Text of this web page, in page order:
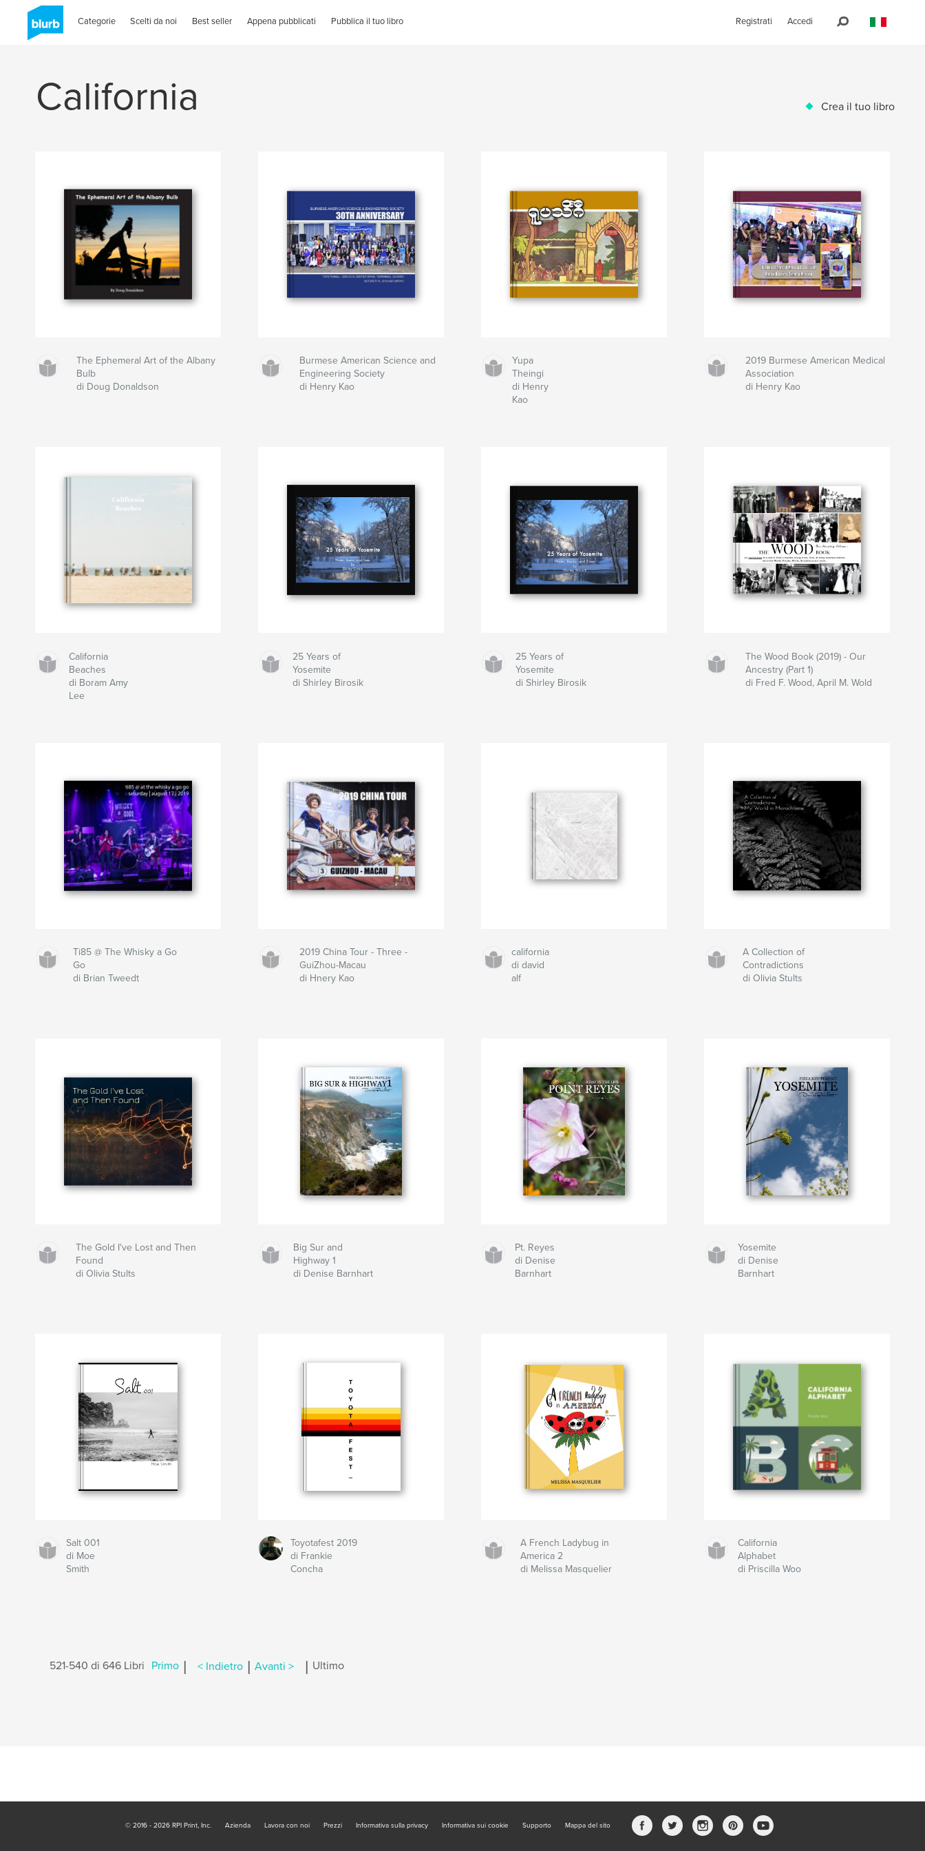
Categorie Scelti da noi Best seller Appena pubblicati Pubblica il tuo libro Registrati Accedi
California Crea il tuo libro
The Ephemeral Art of the Albany
Bulb
di Doug Donaldson
Burmese American Science and
Engineering Society
di Henry Kao
Yupa
Theingi
di Henry
Kao
2019 Burmese American Medical
Association
di Henry Kao
California
Beaches
di Boram Amy
Lee
25 Years of
Yosemite
di Shirley Birosik
25 Years of
Yosemite
di Shirley Birosik
The Wood Book (2019) - Our
Ancestry (Part 1)
di Fred F. Wood, April M. Wold
Ti85 @ The Whisky a Go
Go
di Brian Tweedt
2019 China Tour - Three -
GuiZhou-Macau
di Hnery Kao
california
di david
alf
A Collection of
Contradictions
di Olivia Stults
The Gold I've Lost and Then
Found
di Olivia Stults
Big Sur and
Highway 1
di Denise Barnhart
Pt. Reyes
di Denise
Barnhart
Yosemite
di Denise
Barnhart
Salt 001
di Moe
Smith
Toyotafest 2019
di Frankie
Concha
A French Ladybug in
America 2
di Melissa Masquelier
California
Alphabet
di Priscilla Woo
521-540 di 646 Libri Primo < Indietro Avanti > Ultimo
© 2016 - 2026 RPI Print, Inc. Azienda Lavora con noi Prezzi Informativa sulla privacy Informativa sui cookie Supporto Mappa del sito